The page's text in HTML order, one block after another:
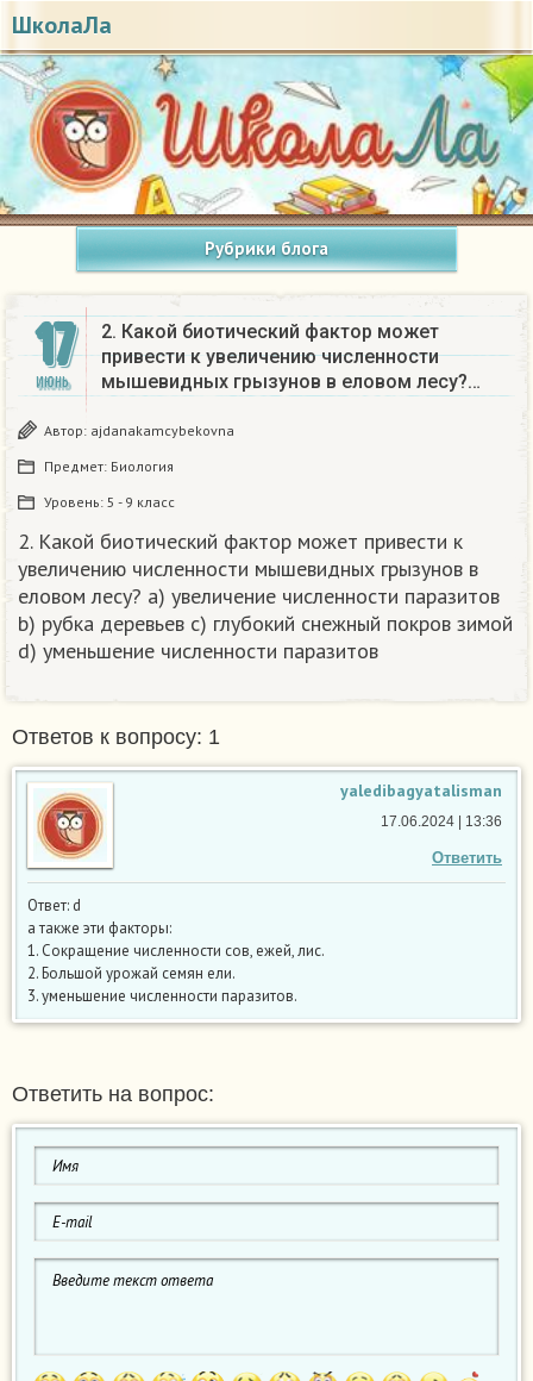
ШколаЛа
Рубрики блога
17
ИЮНЬ
2. Какой биотический фактор может
привести к увеличению численности
мышевидных грызунов в еловом лесу?…
Автор: ajdanakamcybekovna
Предмет: Биология
Уровень: 5 - 9 класс
2. Какой биотический фактор может привести к
увеличению численности мышевидных грызунов в
еловом лесу? а) увеличение численности паразитов
b) рубка деревьев с) глубокий снежный покров зимой
d) уменьшение численности паразитов​
Ответов к вопросу: 1
yaledibagyatalisman
Ответить
17.06.2024 | 13:36
Ответ: d
а также эти факторы:
1. Сокращение численности сов, ежей, лис.
2. Большой урожай семян ели.
3. уменьшение численности паразитов.
Ответить на вопрос: